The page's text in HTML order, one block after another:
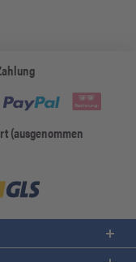
(ausgenommen